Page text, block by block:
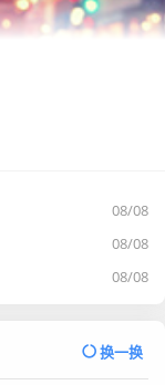
08/08
08/08
08/08
换一换